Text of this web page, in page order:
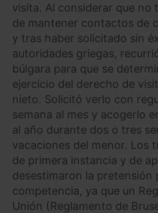
visita. Al considerar que no
de mantener contactos de
y tras haber solicitado sin
autoridades griegas,
búlgara para que se
ejercicio del derecho de
nieto. Solicitó verlo con
semana al mes y acogerlo
al año durante dos o tres
vacaciones del menor. Los
de primera instancia y de
desestimaron la pretensión
competencia, ya que un
Unión (Reglamento de